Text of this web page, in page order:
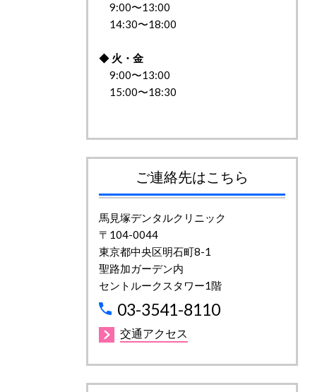
9:00〜13:00
14:30〜18:00
◆ 火・金
9:00〜13:00
15:00〜18:30
ご連絡先はこちら
馬見塚デンタルクリニック
〒104-0044
東京都中央区明石町8-1
聖路加ガーデン内
セントルークスタワー1階
03-3541-8110
交通アクセス